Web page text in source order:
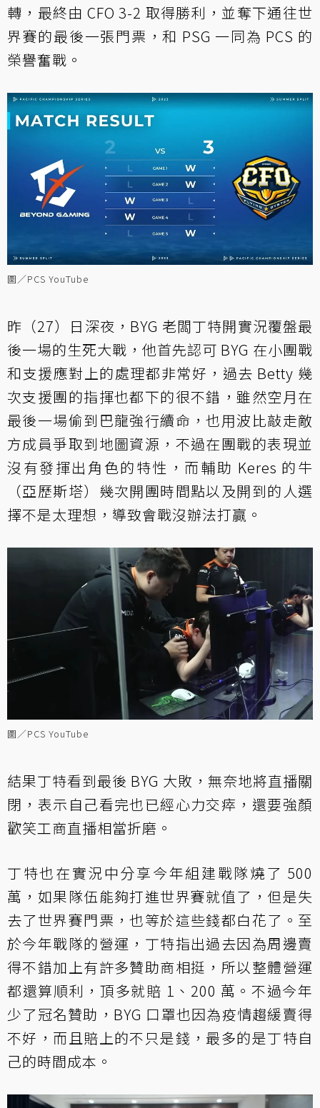
轉，最終由 CFO 3-2 取得勝利，並奪下通往世
界賽的最後一張門票，和 PSG 一同為 PCS 的
榮譽奮戰。
圖／PCS YouTube
昨（27）日深夜，BYG 老闆丁特開實況覆盤最
後一場的生死大戰，他首先認可 BYG 在小團戰
和支援應對上的處理都非常好，過去 Betty 幾
次支援團的指揮也都下的很不錯，雖然空月在
最後一場偷到巴龍強行續命，也用波比敲走敵
方成員爭取到地圖資源，不過在團戰的表現並
沒有發揮出角色的特性，而輔助 Keres 的牛
（亞歷斯塔）幾次開團時間點以及開到的人選
擇不是太理想，導致會戰沒辦法打贏。
圖／PCS YouTube
結果丁特看到最後 BYG 大敗，無奈地將直播關
閉，表示自己看完也已經心力交瘁，還要強顏
歡笑工商直播相當折磨。
丁特也在實況中分享今年組建戰隊燒了 500
萬，如果隊伍能夠打進世界賽就值了，但是失
去了世界賽門票，也等於這些錢都白花了。至
於今年戰隊的營運，丁特指出過去因為周邊賣
得不錯加上有許多贊助商相挺，所以整體營運
都還算順利，頂多就賠 1、200 萬。不過今年
少了冠名贊助，BYG 口罩也因為疫情趨緩賣得
不好，而且賠上的不只是錢，最多的是丁特自
己的時間成本。